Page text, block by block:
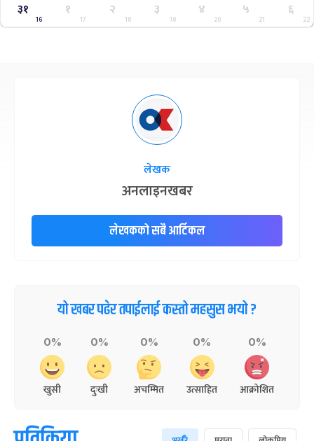
३१
16
१
17
२
18
३
19
४
20
५
21
६
22
लेखक
अनलाइनखबर
लेखकको सबै आर्टिकल
यो खबर पढेर तपाईलाई कस्तो महसुस भयो ?
0%
खुसी
0%
दुःखी
0%
अचम्मित
0%
उत्साहित
0%
आक्रोशित